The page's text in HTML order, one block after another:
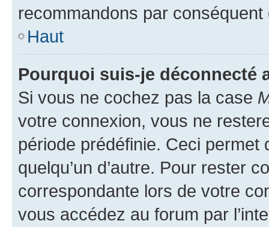
recommandons par conséquent
Haut
Pourquoi suis-je déconnecté
Si vous ne cochez pas la case
votre connexion, vous ne
période prédéfinie. Ceci permet
quelqu’un d’autre. Pour rester
correspondante lors de votre
vous accédez au forum par